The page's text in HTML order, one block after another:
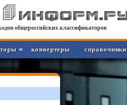
общероссийских классификаторов
конвертеры справочники